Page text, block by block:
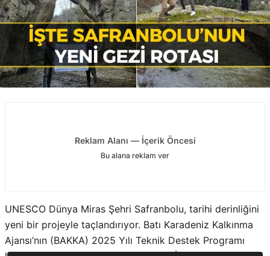
Reklam Alanı — İçerik Öncesi
Bu alana reklam ver
UNESCO Dünya Miras Şehri Safranbolu, tarihi derinliğini
yeni bir projeyle taçlandırıyor. Batı Karadeniz Kalkınma
Ajansı’nın (BAKKA) 2025 Yılı Teknik Destek Programı